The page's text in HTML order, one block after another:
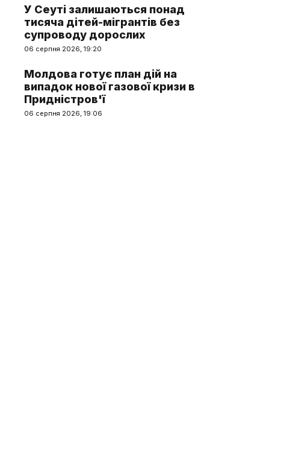
У Сеуті залишаються понад
тисяча дітей-мігрантів без
супроводу дорослих
06 серпня 2026, 19:20
Молдова готує план дій на
випадок нової газової кризи в
Придністров'ї
06 серпня 2026, 19:06